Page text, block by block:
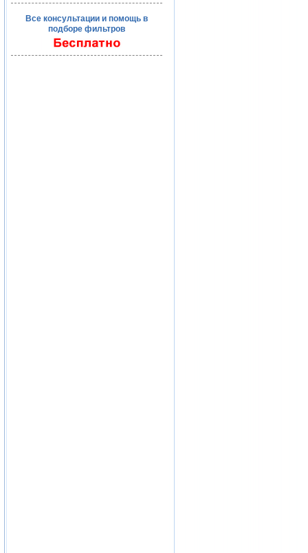
Все консультации и помощь в
подборе фильтров